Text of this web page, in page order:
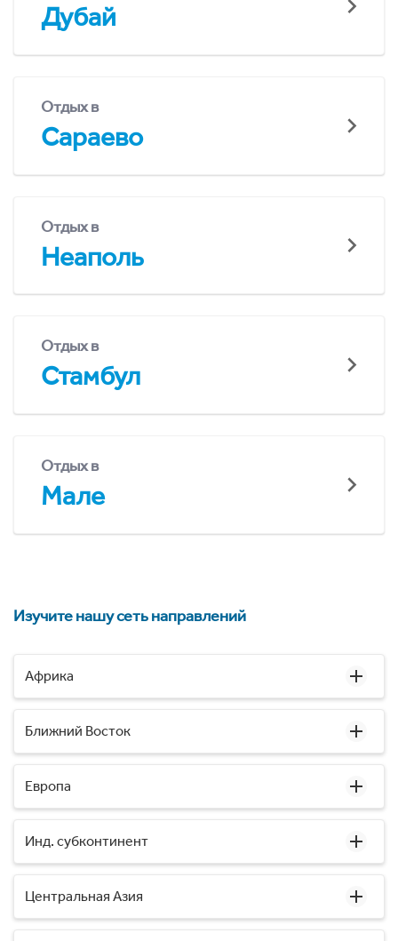
Дубай
Отдых в
Сараево
Отдых в
Неаполь
Отдых в
Стамбул
Отдых в
Мале
Изучите нашу сеть направлений
Африка
Ближний Восток
Европа
Инд. субконтинент
Центральная Азия